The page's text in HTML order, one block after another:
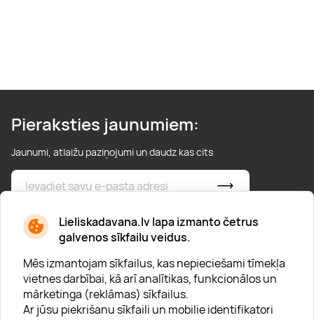
Lieliskadavana.lv lapa izmanto četrus
galvenos sīkfailu veidus.
Mēs izmantojam sīkfailus, kas nepieciešami tīmekļa
vietnes darbībai, kā arī analītikas, funkcionālos un
mārketinga (reklāmas) sīkfailus.
Ar jūsu piekrišanu sīkfaili un mobilie identifikatori
Pieraksties jaunumiem:
Jaunumi, atlaižu paziņojumi un daudz kas cits
* Esmu iepazinies/usies ar privātuma politiku
Par "Lieliska dāvana"